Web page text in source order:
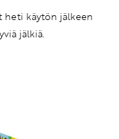
heti käytön jälkeen
jälkiä.